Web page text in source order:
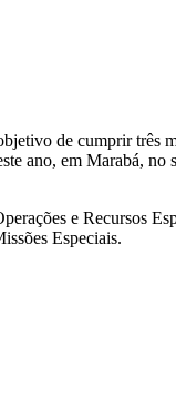
de cumprir três
ano, em Marabá, no
e Recursos
Especiais.